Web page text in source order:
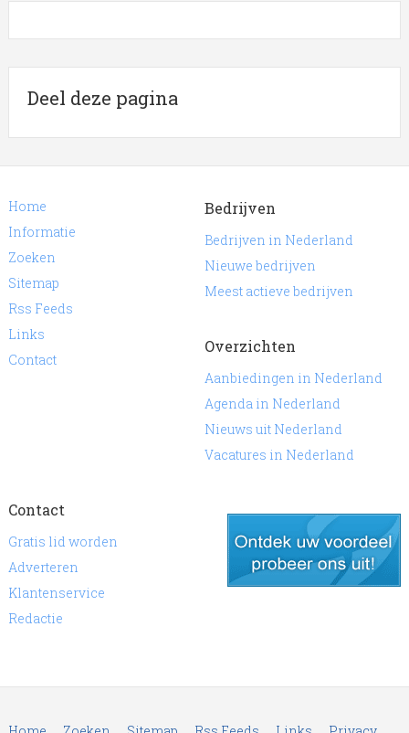
Deel deze pagina
Home
Informatie
Zoeken
Sitemap
Rss Feeds
Links
Contact
Bedrijven
Bedrijven in Nederland
Nieuwe bedrijven
Meest actieve bedrijven
Overzichten
Aanbiedingen in Nederland
Agenda in Nederland
Nieuws uit Nederland
Vacatures in Nederland
Contact
Gratis lid worden
Adverteren
Klantenservice
Redactie